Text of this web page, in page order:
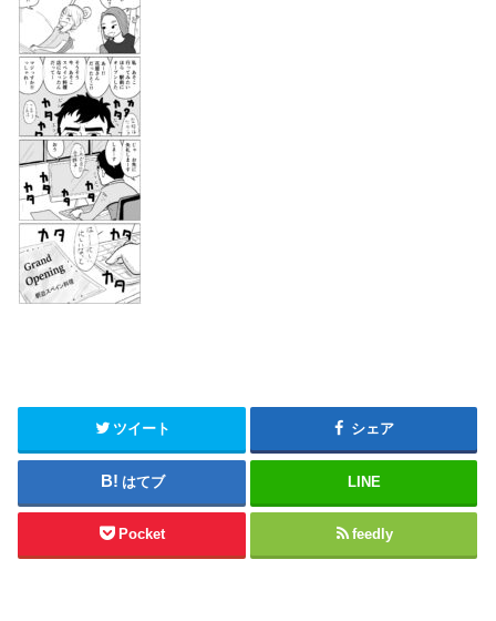
ツイート シェア
はてブ LINE
Pocket feedly